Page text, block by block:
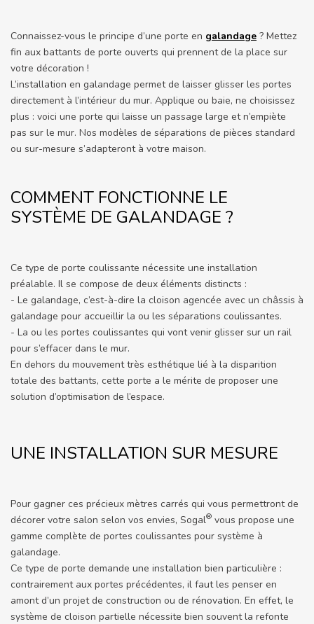
Connaissez-vous le principe d’une porte en galandage ? Mettez
fin aux battants de porte ouverts qui prennent de la place sur
votre décoration !
L’installation en galandage permet de laisser glisser les portes
directement à l’intérieur du mur. Applique ou baie, ne choisissez
plus : voici une porte qui laisse un passage large et n’empiète
pas sur le mur. Nos modèles de séparations de pièces standard
ou sur-mesure s’adapteront à votre maison.
COMMENT FONCTIONNE LE
SYSTÈME DE GALANDAGE ?
Ce type de porte coulissante nécessite une installation
préalable. Il se compose de deux éléments distincts :
- Le galandage, c’est-à-dire la cloison agencée avec un châssis à
galandage pour accueillir la ou les séparations coulissantes.
- La ou les portes coulissantes qui vont venir glisser sur un rail
pour s’effacer dans le mur.
En dehors du mouvement très esthétique lié à la disparition
totale des battants, cette porte a le mérite de proposer une
solution d’optimisation de l’espace.
UNE INSTALLATION SUR MESURE
Pour gagner ces précieux mètres carrés qui vous permettront de
décorer votre salon selon vos envies, Sogal® vous propose une
gamme complète de portes coulissantes pour système à
galandage.
Ce type de porte demande une installation bien particulière :
contrairement aux portes précédentes, il faut les penser en
amont d’un projet de construction ou de rénovation. En effet, le
système de cloison partielle nécessite bien souvent la refonte